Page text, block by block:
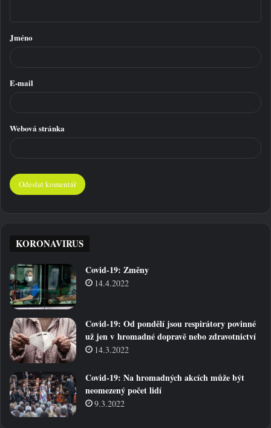
ř
Jméno
E-mail
Webová stránka
KORONAVIRUS
Covid-19: Změny
14.4.2022
Covid-19: Od pondělí jsou respirátory povinné
už jen v hromadné dopravě nebo zdravotnictví
14.3.2022
Covid-19: Na hromadných akcích může být
neomezený počet lidí
9.3.2022